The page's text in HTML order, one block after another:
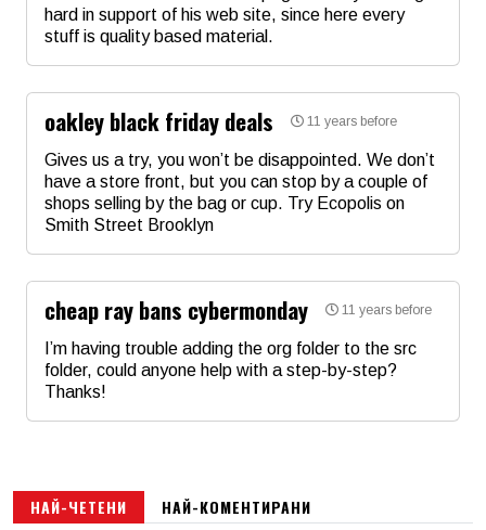
hard in support of his web site, since here every
stuff is quality based material.
Коментар*
oakley black friday deals 11 years before
Gives us a try, you won’t be disappointed. We don’t
have a store front, but you can stop by a couple of
shops selling by the bag or cup. Try Ecopolis on
Smith Street Brooklyn
cheap ray bans cybermonday 11 years before
I’m having trouble adding the org folder to the src
folder, could anyone help with a step-by-step?
Thanks!
Email
НАЙ-ЧЕТЕНИ НАЙ-КОМЕНТИРАНИ